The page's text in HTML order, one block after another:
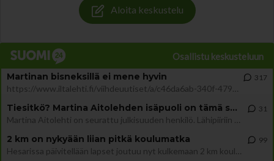
Aloita keskustelu
Osallistu keskusteluun
Martinan bisneksillä ei mene hyvin
317
Tiesitkö? Martina Aitolehden isäpuoli on tämä suosittu laulaja 31
2 km on nykyään liian pitkä koulumatka 99